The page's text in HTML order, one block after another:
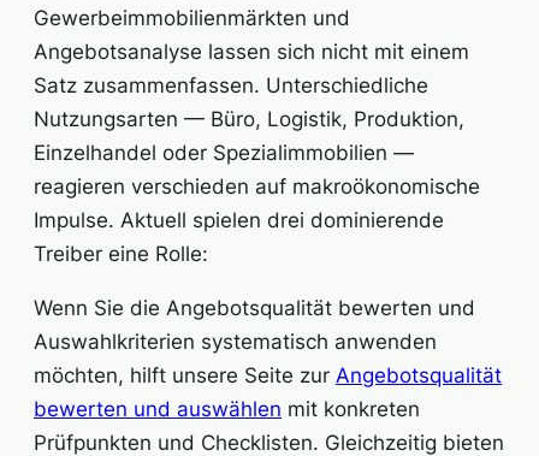
Gewerbeimmobilienmärkten und
Angebotsanalyse lassen sich nicht mit einem
Satz zusammenfassen. Unterschiedliche
Nutzungsarten — Büro, Logistik, Produktion,
Einzelhandel oder Spezialimmobilien —
reagieren verschieden auf makroökonomische
Impulse. Aktuell spielen drei dominierende
Treiber eine Rolle:
Wenn Sie die Angebotsqualität bewerten und
Auswahlkriterien systematisch anwenden
möchten, hilft unsere Seite zur Angebotsqualität
bewerten und auswählen mit konkreten
Prüfpunkten und Checklisten. Gleichzeitig bieten